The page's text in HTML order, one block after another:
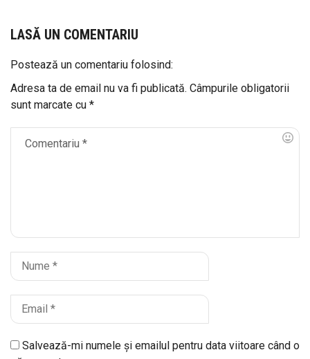
LASĂ UN COMENTARIU
Postează un comentariu folosind:
Adresa ta de email nu va fi publicată. Câmpurile obligatorii
sunt marcate cu *
Salvează-mi numele și emailul pentru data viitoare când o